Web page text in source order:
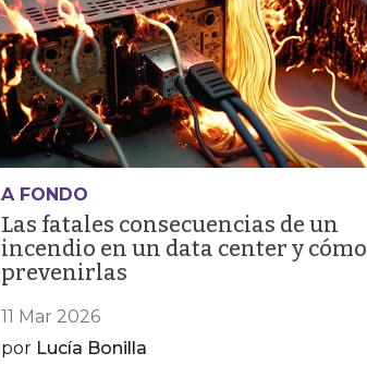
A FONDO
Las fatales consecuencias de un
incendio en un data center y cómo
prevenirlas
11 Mar 2026
por Lucía Bonilla